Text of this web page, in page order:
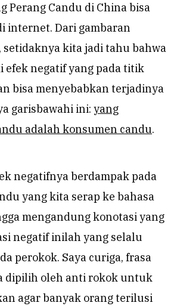
Perang Candu di China bisa
internet. Dari gambaran
setidaknya kita jadi tahu bahwa
efek negatif yang pada titik
bisa menyebabkan terjadinya
garisbawahi ini: yang
adalah konsumen candu.
negatifnya berdampak pada
yang kita serap ke bahasa
mengandung konotasi yang
negatif inilah yang selalu
perokok. Saya curiga, frasa
dipilih oleh anti rokok untuk
agar banyak orang terilusi